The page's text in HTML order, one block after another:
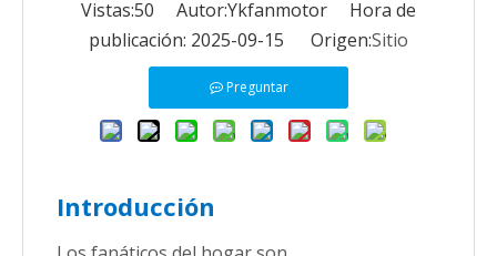
Vistas:50 Autor:Ykfanmotor Hora de
publicación: 2025-09-15 Origen:Sitio
Preguntar
Introducción